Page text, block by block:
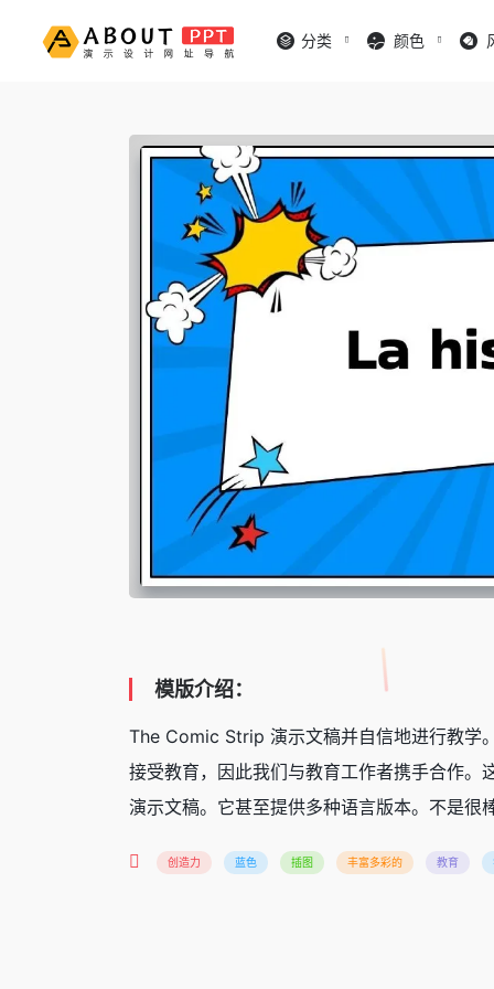
分类 颜色
模版介绍：
The Comic Strip 演示文稿并自信地进行教学
接受教育，因此我们与教育工作者携手合作。
演示文稿。它甚至提供多种语言版本。不是很
创造力 蓝色 插图 丰富多彩的 教育